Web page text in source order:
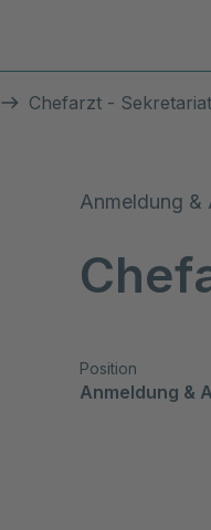
Chefarzt - Sekretariat
Anmeldung &
Position
Anmeldung &